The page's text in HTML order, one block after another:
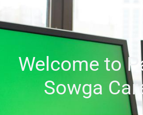
Welcome to
Sowga